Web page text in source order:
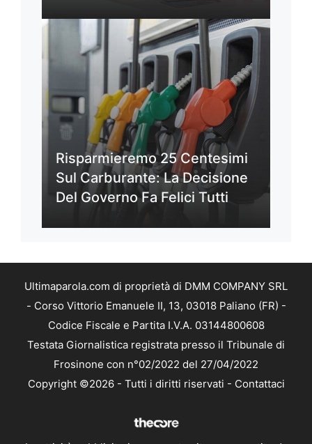
Risparmieremo 25 Centesimi
Sul Carburante: La Decisione
Del Governo Fa Felici Tutti
Ultimaparola.com di proprietà di DMM COMPANY SRL
- Corso Vittorio Emanuele II, 13, 03018 Paliano (FR) -
Codice Fiscale e Partita I.V.A. 03144800608
Testata Giornalistica registrata presso il Tribunale di
Frosinone con n°02/2022 del 27/04/2022
Copyright ©2026 - Tutti i diritti riservati - Contattaci